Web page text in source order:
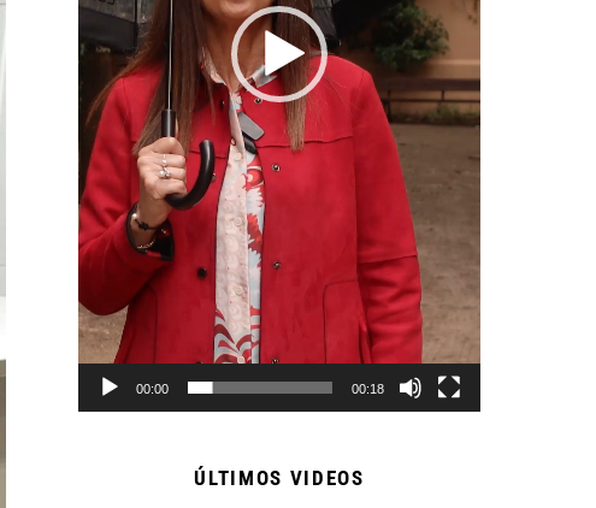
00:00 00:18
ÚLTIMOS VIDEOS